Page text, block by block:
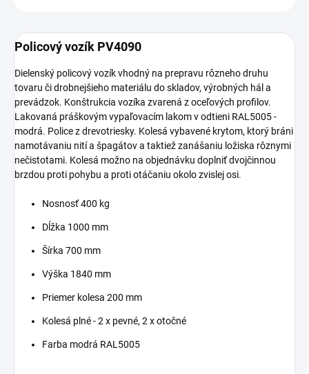
Policový vozík PV4090
Dielenský policový vozík vhodný na prepravu rôzneho druhu
tovaru či drobnejšieho materiálu do skladov, výrobných hál a
prevádzok. Konštrukcia vozíka zvarená z oceľových profilov.
Lakovaná práškovým vypaľovacím lakom v odtieni RAL5005 -
modrá. Police z drevotriesky. Kolesá vybavené krytom, ktorý bráni
namotávaniu nití a špagátov a taktiež zanášaniu ložiska rôznymi
nečistotami. Kolesá možno na objednávku doplniť dvojčinnou
brzdou proti pohybu a proti otáčaniu okolo zvislej osi.
Nosnosť 400 kg
Dĺžka 1000 mm
Šírka 700 mm
Výška 1840 mm
Priemer kolesa 200 mm
Kolesá plné - 2 x pevné, 2 x otočné
Farba modrá RAL5005